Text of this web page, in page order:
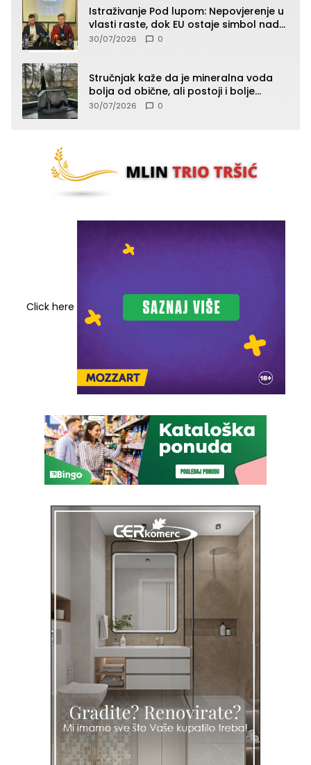
Istraživanje Pod lupom: Nepovjerenje u
vlasti raste, dok EU ostaje simbol nade
građana
30/07/2026 0
Stručnjak kaže da je mineralna voda
bolja od obične, ali postoji i bolje
rješenje
30/07/2026 0
Click here